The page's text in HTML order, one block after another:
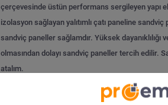
çerçevesinde üstün performans sergileyen yapı
izolasyon sağlayan yalıtımlı çatı paneline sandviç
sandviç paneller sağlamdır. Yüksek
olmasından dolayı sandviç paneller tercih edilir.
atalım.
Sandviç Panel Kullanım